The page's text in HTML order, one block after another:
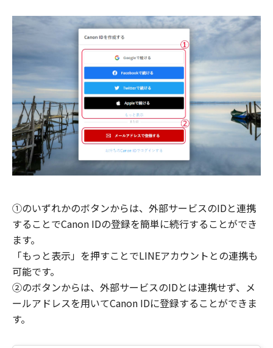
①のいずれかのボタンからは、外部サービスのIDと連携
することでCanon IDの登録を簡単に続行することができ
ます。
「もっと表示」を押すことでLINEアカウントとの連携も
可能です。
②のボタンからは、外部サービスのIDとは連携せず、メ
ールアドレスを用いてCanon IDに登録することができま
す。